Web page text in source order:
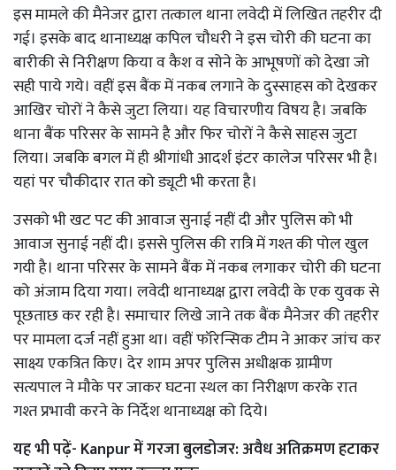
इस मामले की मैनेजर द्वारा तत्काल थाना लवेदी में लिखित तहरीर दी
गई। इसके बाद थानाध्यक्ष कपिल चौधरी ने इस चोरी की घटना का
बारीकी से निरीक्षण किया व कैश व सोने के आभूषणों को देखा जो
सही पाये गये। वहीं इस बैंक में नकब लगाने के दुस्साहस को देखकर
आखिर चोरों ने कैसे जुटा लिया। यह विचारणीय विषय है। जबकि
थाना बैंक परिसर के सामने है और फिर चोरों ने कैसे साहस जुटा
लिया। जबकि बगल में ही श्रीगांधी आदर्श इंटर कालेज परिसर भी है।
यहां पर चौकीदार रात को ड्यूटी भी करता है।
उसको भी खट पट की आवाज सुनाई नहीं दी और पुलिस को भी
आवाज सुनाई नहीं दी। इससे पुलिस की रात्रि में गश्त की पोल खुल
गयी है। थाना परिसर के सामने बैंक में नकब लगाकर चोरी की घटना
को अंजाम दिया गया। लवेदी थानाध्यक्ष द्वारा लवेदी के एक युवक से
पूछताछ कर रही है। समाचार लिखे जाने तक बैंक मैनेजर की तहरीर
पर मामला दर्ज नहीं हुआ था। वहीं फॉरेन्सिक टीम ने आकर जांच कर
साक्ष्य एकत्रित किए। देर शाम अपर पुलिस अधीक्षक ग्रामीण
सत्यपाल ने मौके पर जाकर घटना स्थल का निरीक्षण करके रात
गश्त प्रभावी करने के निर्देश थानाध्यक्ष को दिये।
यह भी पढ़ें- Kanpur में गरजा बुलडोजर: अवैध अतिक्रमण हटाकर